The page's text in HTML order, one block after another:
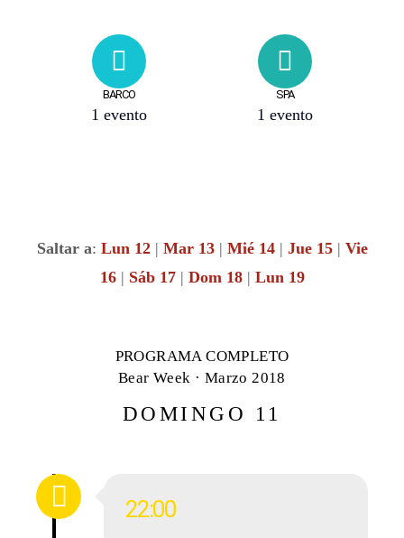
BARCO
1 evento
SPA
1 evento
Saltar a: Lun 12| Mar 13| Mié 14| Jue 15| Vie
16| Sáb 17| Dom 18| Lun 19
PROGRAMA COMPLETO
Bear Week · Marzo 2018
DOMINGO 11
22:00